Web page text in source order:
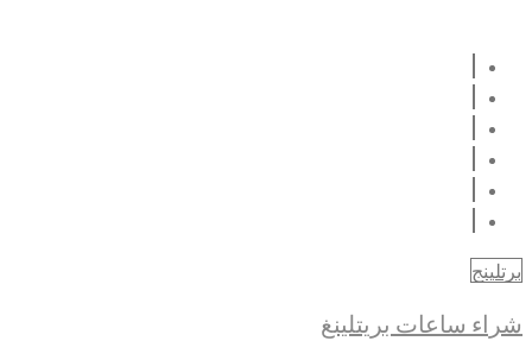
برتلينج
شراء ساعات بريتلينغ